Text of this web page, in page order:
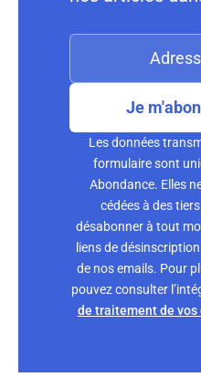
Je
Les données
formulaire sont
Abondance. Elles
cédées à des
désabonner à tout
liens de
de nos emails. Pour
pouvez consulter
de traitement de